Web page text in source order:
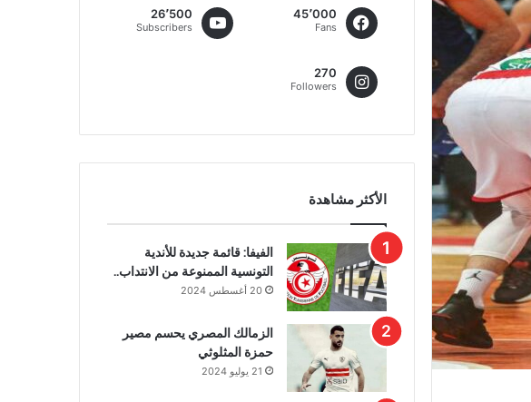
45٬000
Fans
26٬500
Subscribers
270
Followers
الأكثر مشاهدة
الفيفا: قائمة جديدة للأندية
التونسية الممنوعة من الانتداب..
20 أغسطس 2024
الزمالك المصري يحسم مصير
حمزة المثلوثي
21 يوليو 2024